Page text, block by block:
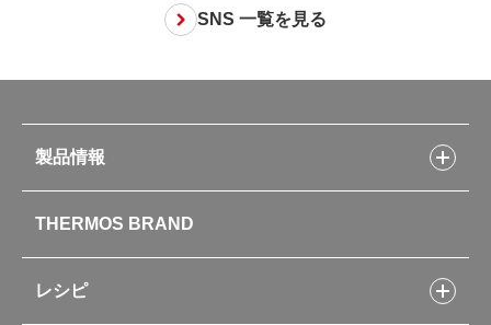
SNS 一覧を見る
製品情報
水筒
お弁当
キッチン用品
THERMOS BRAND
レシピ